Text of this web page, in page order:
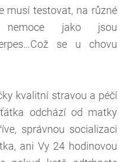
musí testovat, na různé
nemoce jako jsou
se u chovu
kvalitní stravou a péčí
odchází od matky
správnou socializaci
ani Vy 24 hodinovou